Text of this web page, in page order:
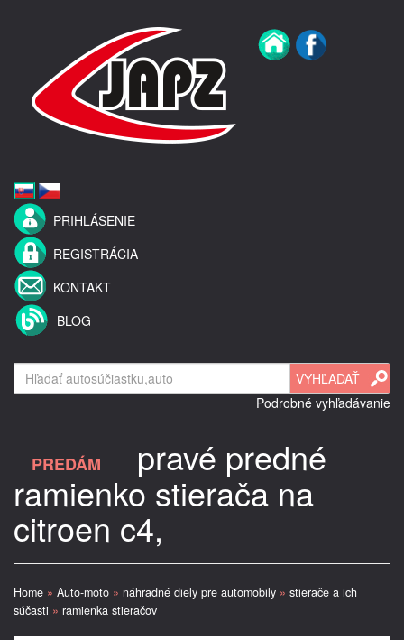
PRIHLÁSENIE
REGISTRÁCIA
KONTAKT
BLOG
Podrobné vyhľadávanie
PREDÁM pravé predné
ramienko stierača na
citroen c4,
Home » Auto-moto » náhradné diely pre automobily » stierače a ich
súčasti » ramienka stieračov